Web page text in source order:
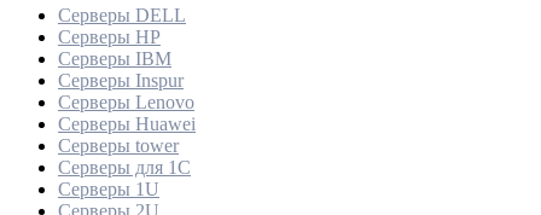
Серверы DELL
Серверы HP
Серверы IBM
Серверы Inspur
Серверы Lenovo
Серверы Huawei
Серверы tower
Серверы для 1C
Серверы 1U
Серверы 2U